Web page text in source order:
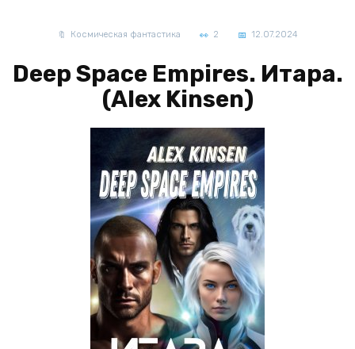
Космическая фантастика 2 12.07.2024
Deep Space Empires. Итара.
(Alex Kinsen)